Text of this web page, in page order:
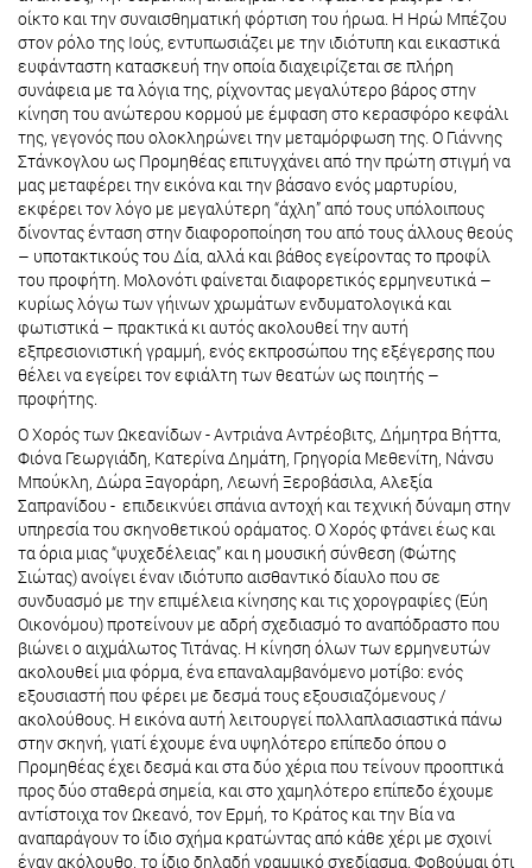
οίκτο και την συναισθηματική φόρτιση του ήρωα. Η Ηρώ Μπέζου
στον ρόλο της Ιούς, εντυπωσιάζει με την ιδιότυπη και εικαστικά
ευφάνταστη κατασκευή την οποία διαχειρίζεται σε πλήρη
συνάφεια με τα λόγια της, ρίχνοντας μεγαλύτερο βάρος στην
κίνηση του ανώτερου κορμού με έμφαση στο κερασφόρο κεφάλι
της, γεγονός που ολοκληρώνει την μεταμόρφωση της. Ο Γιάννης
Στάνκογλου ως Προμηθέας επιτυγχάνει από την πρώτη στιγμή να
μας μεταφέρει την εικόνα και την βάσανο ενός μαρτυρίου,
εκφέρει τον λόγο με μεγαλύτερη “άχλη” από τους υπόλοιπους
δίνοντας ένταση στην διαφοροποίηση του από τους άλλους θεούς
– υποτακτικούς του Δία, αλλά και βάθος εγείροντας το προφίλ
του προφήτη. Μολονότι φαίνεται διαφορετικός ερμηνευτικά –
κυρίως λόγω των γήινων χρωμάτων ενδυματολογικά και
φωτιστικά – πρακτικά κι αυτός ακολουθεί την αυτή
εξπρεσιονιστική γραμμή, ενός εκπροσώπου της εξέγερσης που
θέλει να εγείρει τον εφιάλτη των θεατών ως ποιητής –
προφήτης.
Ο Χορός των Ωκεανίδων - Αντριάνα Αντρέοβιτς, Δήμητρα Βήττα,
Φιόνα Γεωργιάδη, Κατερίνα Δημάτη, Γρηγορία Μεθενίτη, Νάνσυ
Μπούκλη, Δώρα Ξαγοράρη, Λεωνή Ξεροβάσιλα, Αλεξία
Σαπρανίδου - επιδεικνύει σπάνια αντοχή και τεχνική δύναμη στην
υπηρεσία του σκηνοθετικού οράματος. Ο Χορός φτάνει έως και
τα όρια μιας “ψυχεδέλειας” και η μουσική σύνθεση (Φώτης
Σιώτας) ανοίγει έναν ιδιότυπο αισθαντικό δίαυλο που σε
συνδυασμό με την επιμέλεια κίνησης και τις χορογραφίες (Εύη
Οικονόμου) προτείνουν με αδρή σχεδιασμό το αναπόδραστο που
βιώνει ο αιχμάλωτος Τιτάνας. Η κίνηση όλων των ερμηνευτών
ακολουθεί μια φόρμα, ένα επαναλαμβανόμενο μοτίβο: ενός
εξουσιαστή που φέρει με δεσμά τους εξουσιαζόμενους /
ακολούθους. Η εικόνα αυτή λειτουργεί πολλαπλασιαστικά πάνω
στην σκηνή, γιατί έχουμε ένα υψηλότερο επίπεδο όπου ο
Προμηθέας έχει δεσμά και στα δύο χέρια που τείνουν προοπτικά
προς δύο σταθερά σημεία, και στο χαμηλότερο επίπεδο έχουμε
αντίστοιχα τον Ωκεανό, τον Ερμή, το Κράτος και την Βία να
αναπαράγουν το ίδιο σχήμα κρατώντας από κάθε χέρι με σχοινί
έναν ακόλουθο, το ίδιο δηλαδή γραμμικό σχεδίασμα. Φοβούμαι ότι